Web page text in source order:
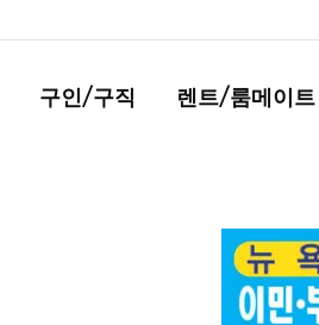
구인/구직 렌트/룸메이트